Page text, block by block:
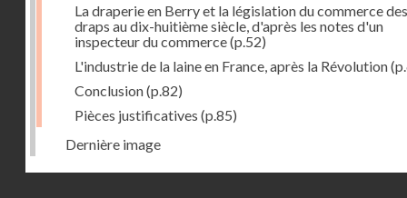
La draperie en Berry et la législation du commerce des
draps au dix-huitième siècle, d'après les notes d'un
inspecteur du commerce(p.52)
L'industrie de la laine en France, après la Révolution
Conclusion(p.82)
Pièces justificatives (p.85)
Dernière image